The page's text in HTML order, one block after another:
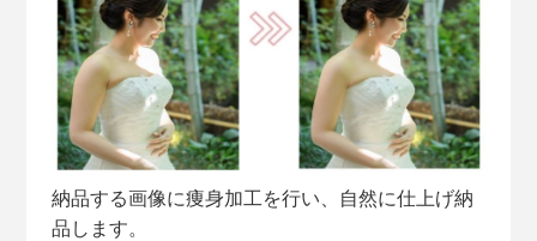
納品する画像に痩身加工を行い、自然に仕上げ納
品します。